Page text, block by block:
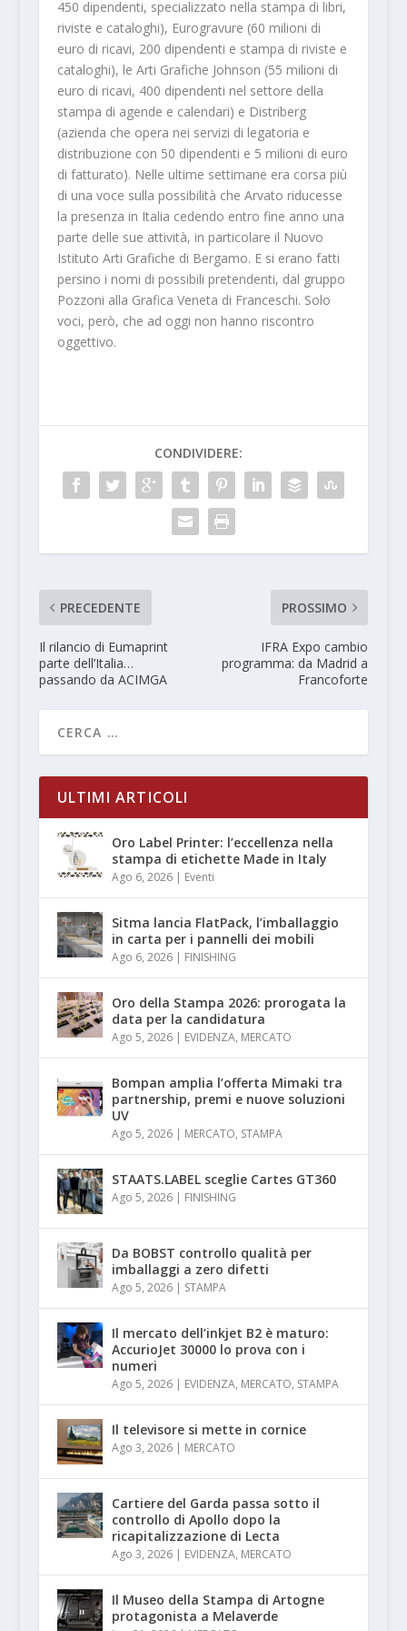
450 dipendenti, specializzato nella stampa di libri,
riviste e cataloghi), Eurogravure (60 milioni di
euro di ricavi, 200 dipendenti e stampa di riviste e
cataloghi), le Arti Grafiche Johnson (55 milioni di
euro di ricavi, 400 dipendenti nel settore della
stampa di agende e calendari) e Distriberg
(azienda che opera nei servizi di legatoria e
distribuzione con 50 dipendenti e 5 milioni di euro
di fatturato). Nelle ultime settimane era corsa più
di una voce sulla possibilità che Arvato riducesse
la presenza in Italia cedendo entro fine anno una
parte delle sue attività, in particolare il Nuovo
Istituto Arti Grafiche di Bergamo. E si erano fatti
persino i nomi di possibili pretendenti, dal gruppo
Pozzoni alla Grafica Veneta di Franceschi. Solo
voci, però, che ad oggi non hanno riscontro
oggettivo.
CONDIVIDERE:
PRECEDENTE
Il rilancio di Eumaprint
parte dell’Italia…
passando da ACIMGA
PROSSIMO
IFRA Expo cambio
programma: da Madrid a
Francoforte
ULTIMI ARTICOLI
Oro Label Printer: l’eccellenza nella
stampa di etichette Made in Italy
Ago 6, 2026| Eventi
Sitma lancia FlatPack, l’imballaggio
in carta per i pannelli dei mobili
Ago 6, 2026| FINISHING
Oro della Stampa 2026: prorogata la
data per la candidatura
Ago 5, 2026| EVIDENZA, MERCATO
Bompan amplia l’offerta Mimaki tra
partnership, premi e nuove soluzioni
UV
Ago 5, 2026| MERCATO, STAMPA
STAATS.LABEL sceglie Cartes GT360
Ago 5, 2026| FINISHING
Da BOBST controllo qualità per
imballaggi a zero difetti
Ago 5, 2026| STAMPA
Il mercato dell’inkjet B2 è maturo:
AccurioJet 30000 lo prova con i
numeri
Ago 5, 2026| EVIDENZA, MERCATO, STAMPA
Il televisore si mette in cornice
Ago 3, 2026| MERCATO
Cartiere del Garda passa sotto il
controllo di Apollo dopo la
ricapitalizzazione di Lecta
Ago 3, 2026| EVIDENZA, MERCATO
Il Museo della Stampa di Artogne
protagonista a Melaverde